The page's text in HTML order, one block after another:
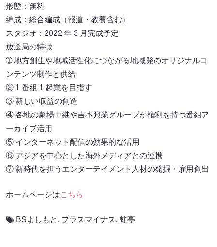
形態：無料
編成：総合編成（報道・教養含む）
スタジオ：2022 年 3 月完成予定
放送局の特徴
➀ 地方創生や地域活性化につながる地域発のオリジナルコ
ンテンツ制作と供給
② 1 番組 1 起業を目指す
③ 新しい収益の創造
④ 各地の劇場中継や吉本興業グループが権利を持つ番組ア
ーカイブ活用
⑤ インターネット配信の効果的な活用
⑥ アジアを中心とした海外メディアとの連携
⑦ 新時代を担うエンターテイメント人材の発掘・雇用創出
ホームページはこちら
BSよしもと , プラスマイナス, 蛙亭